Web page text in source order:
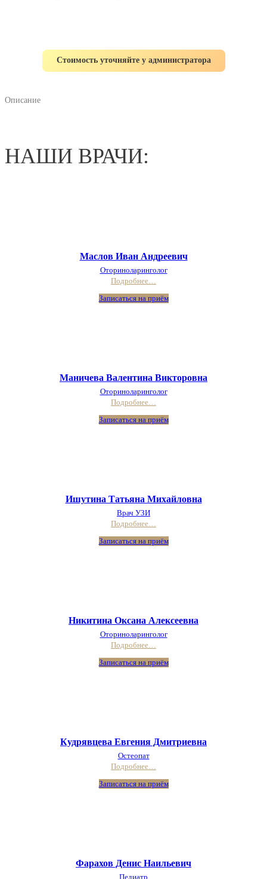
Стоимость уточняйте у администратора
Описание
НАШИ ВРАЧИ:
Маслов Иван Андреевич
Оториноларинголог
Подробнее…
Записаться на приём
Маничева Валентина Викторовна
Оториноларинголог
Подробнее…
Записаться на приём
Ишутина Татьяна Михайловна
Врач УЗИ
Подробнее…
Записаться на приём
Никитина Оксана Алексеевна
Оториноларинголог
Подробнее…
Записаться на приём
Кудрявцева Евгения Дмитриевна
Остеопат
Подробнее…
Записаться на приём
Фарахов Денис Наильевич
Педиатр